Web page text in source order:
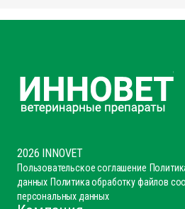
2026 INNOVET
Пользовательское соглашение
данных Политика обработку файлов
персональных данных